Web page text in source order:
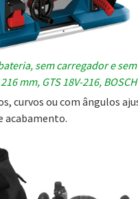
sem carregador e sem
mm, GTS 18V-216, BOSCH
curvos ou com ângulos
acabamento.